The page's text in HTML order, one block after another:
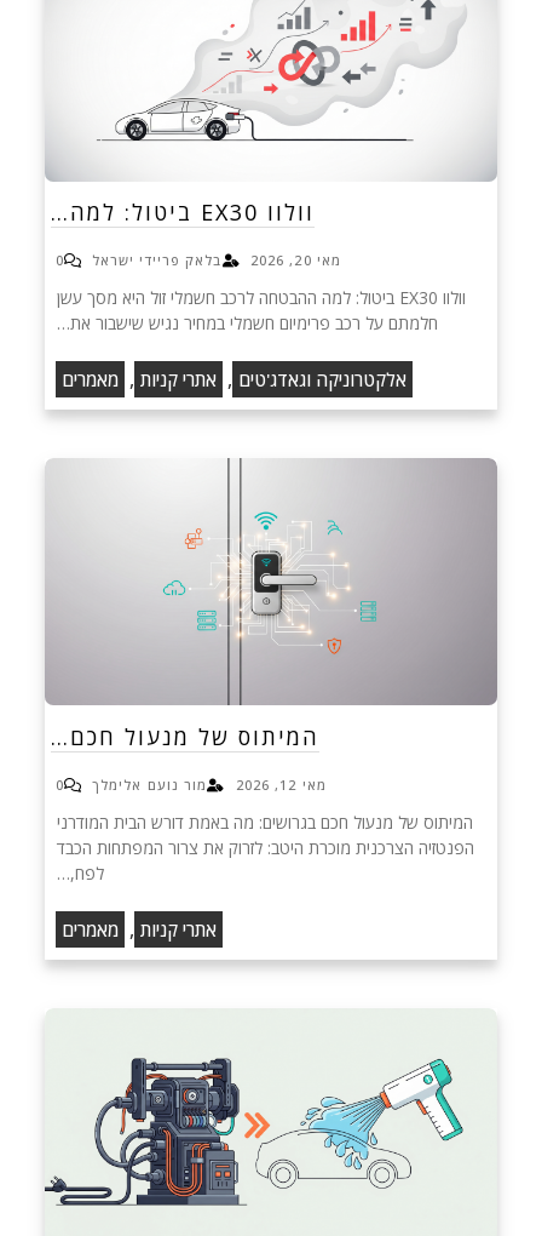
וולוו EX30 ביטול: למה…
מאי 20, 2026 בלאק פריידי ישראל 0
וולוו EX30 ביטול: למה ההבטחה לרכב חשמלי זול היא מסך עשן
חלמתם על רכב פרימיום חשמלי במחיר נגיש שישבור את…
אלקטרוניקה וגאדג'טים , אתרי קניות , מאמרים
המיתוס של מנעול חכם…
מאי 12, 2026 מור נועם אלימלך 0
המיתוס של מנעול חכם בגרושים: מה באמת דורש הבית המודרני
הפנטזיה הצרכנית מוכרת היטב: לזרוק את צרור המפתחות הכבד
לפח,…
אתרי קניות , מאמרים